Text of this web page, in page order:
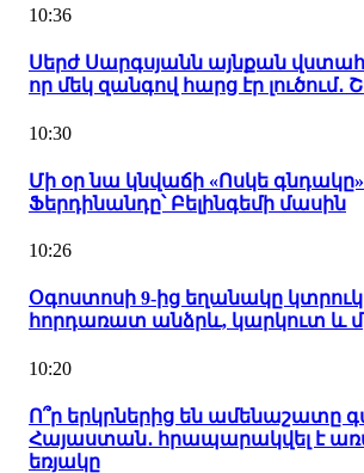
10:36
Սերժ Սարգսյանն այնքան
որ մեկ զանգով հարց էր լուծում․
10:30
Մի օր նա կնվաճի «Ոսկե
Ֆերդինանդը՝ Բելինգեմի մասին
10:26
Օգոստոսի 9-ից եղանակը
հորդառատ անձրև, կարկուտ և
10:20
Ո՞ր երկրներից են ամենաշատը
Հայաստան․ հրապարակվել է
եռյակը